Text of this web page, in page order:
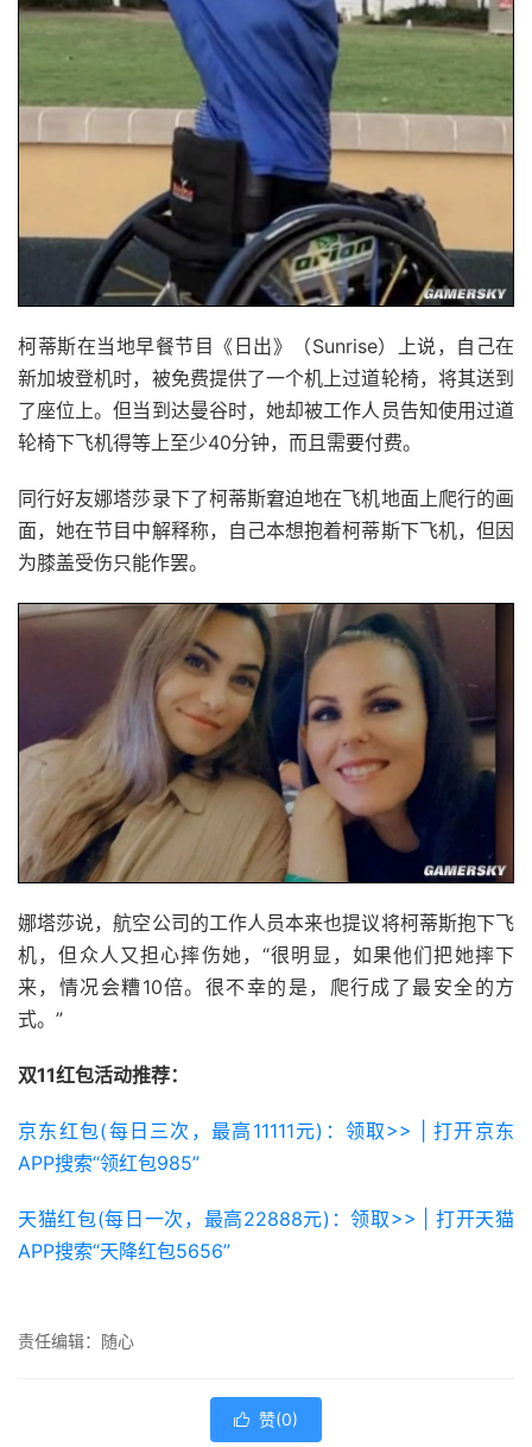
柯蒂斯在当地早餐节目《日出》（Sunrise）上说，自己在
新加坡登机时，被免费提供了一个机上过道轮椅，将其送到
了座位上。但当到达曼谷时，她却被工作人员告知使用过道
轮椅下飞机得等上至少40分钟，而且需要付费。
同行好友娜塔莎录下了柯蒂斯窘迫地在飞机地面上爬行的画
面，她在节目中解释称，自己本想抱着柯蒂斯下飞机，但因
为膝盖受伤只能作罢。
娜塔莎说，航空公司的工作人员本来也提议将柯蒂斯抱下飞
机，但众人又担心摔伤她，“很明显，如果他们把她摔下
来，情况会糟10倍。很不幸的是，爬行成了最安全的方
式。”
双11红包活动推荐：
京东红包(每日三次，最高11111元)：领取>> | 打开京东
APP搜索“领红包985”
天猫红包(每日一次，最高22888元)：领取>> | 打开天猫
APP搜索“天降红包5656”
责任编辑：随心
 赞(0)